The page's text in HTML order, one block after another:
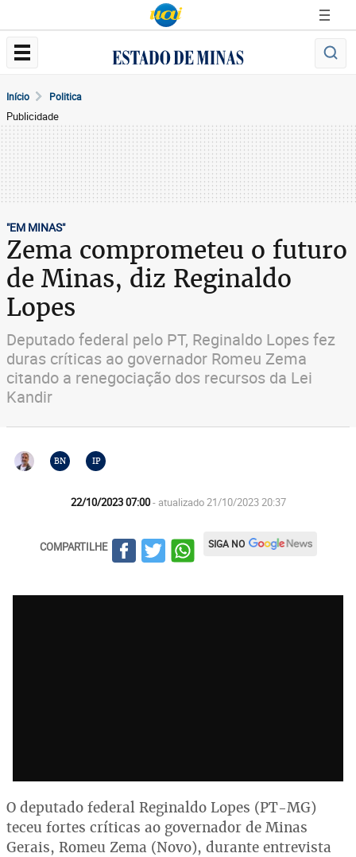
Início Politica
Publicidade
"EM MINAS"
Zema comprometeu o futuro
de Minas, diz Reginaldo
Lopes
Deputado federal pelo PT, Reginaldo Lopes fez
duras críticas ao governador Romeu Zema
citando a renegociação dos recursos da Lei
Kandir
BN IP
22/10/2023 07:00- atualizado 21/10/2023 20:37
COMPARTILHE SIGA NO
O deputado federal Reginaldo Lopes (PT-MG)
teceu fortes críticas ao governador de Minas
Gerais, Romeu Zema (Novo), durante entrevista